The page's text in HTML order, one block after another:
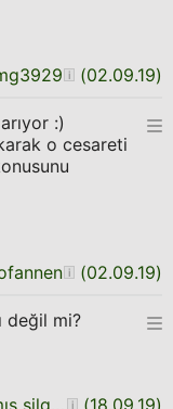
(02.09.19)
:)
o cesareti
(02.09.19)
değil mi?
kitap arasında kalmış silgi tozu (18.09.19)